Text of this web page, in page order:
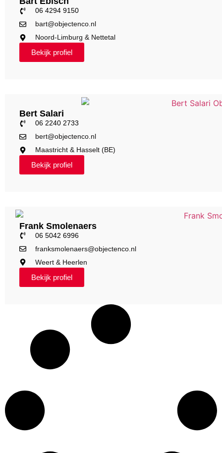
06 4294 9150
bart@objectenco.nl
Noord-Limburg & Nettetal
Bekijk profiel
Bert Salari
06 2240 2733
bert@objectenco.nl
Maastricht & Hasselt (BE)
Bekijk profiel
Frank Smolenaers
06 5042 6996
franksmolenaers@objectenco.nl
Weert & Heerlen
Bekijk profiel